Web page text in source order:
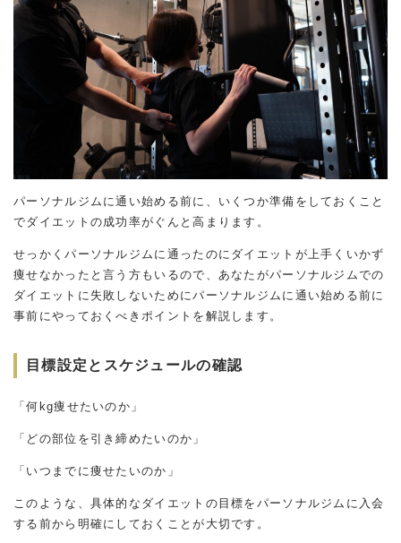
パーソナルジムに通い始める前に、いくつか準備をしておくこと
でダイエットの成功率がぐんと高まります。
せっかくパーソナルジムに通ったのにダイエットが上手くいかず
痩せなかったと言う方もいるので、あなたがパーソナルジムでの
ダイエットに失敗しないためにパーソナルジムに通い始める前に
事前にやっておくべきポイントを解説します。
目標設定とスケジュールの確認
「何kg痩せたいのか」
「どの部位を引き締めたいのか」
「いつまでに痩せたいのか」
このような、具体的なダイエットの目標をパーソナルジムに入会
する前から明確にしておくことが大切です。